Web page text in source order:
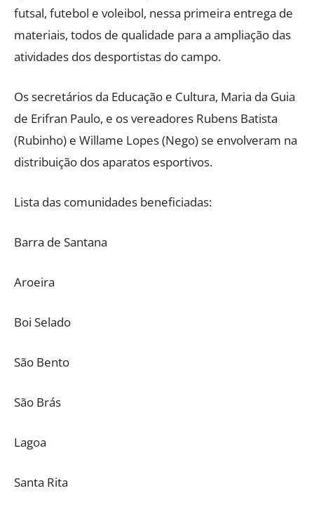
futsal, futebol e voleibol, nessa primeira entrega de
materiais, todos de qualidade para a ampliação das
atividades dos desportistas do campo.
Os secretários da Educação e Cultura, Maria da Guia
de Erifran Paulo, e os vereadores Rubens Batista
(Rubinho) e Willame Lopes (Nego) se envolveram na
distribuição dos aparatos esportivos.
Lista das comunidades beneficiadas:
Barra de Santana
Aroeira
Boi Selado
São Bento
São Brás
Lagoa
Santa Rita